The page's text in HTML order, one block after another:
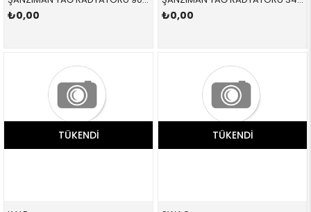
₺0,00 ₺0,00
TÜKENDI TÜKENDI